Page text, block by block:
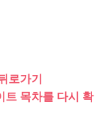
로가기
트 목차를 다시 확